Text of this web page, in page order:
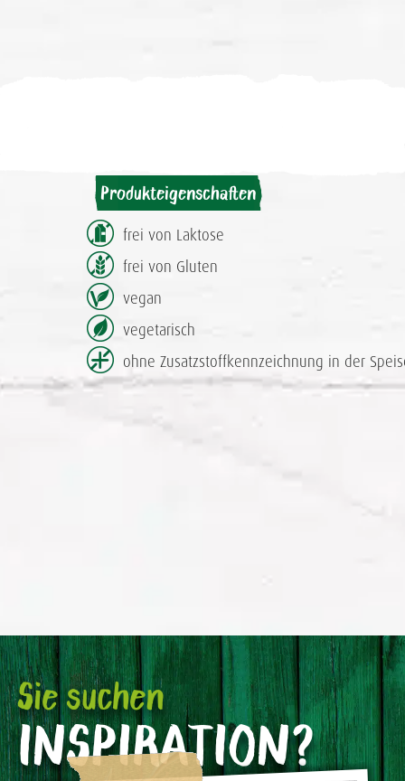
Produkteigenschaften
frei von Laktose
frei von Gluten
vegan
vegetarisch
ohne Zusatzstoff­kennzeichnung in der
Sie suchen
INSPIRATION?